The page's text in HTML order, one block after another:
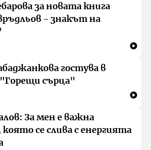
за новата книга
- знакът на
гостува в
сърца"
За мен е важна
се слива с енергията